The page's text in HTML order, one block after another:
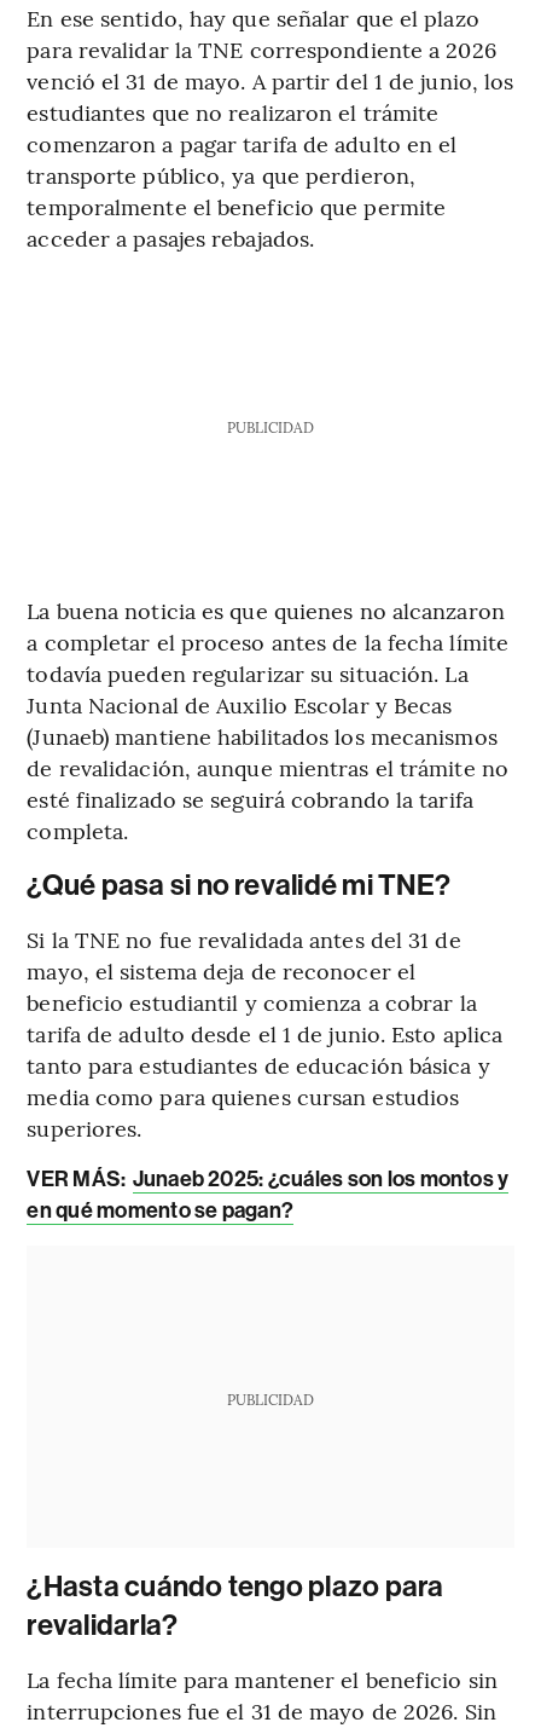
En ese sentido, hay que señalar que el plazo
para revalidar la TNE correspondiente a 2026
venció el 31 de mayo. A partir del 1 de junio, los
estudiantes que no realizaron el trámite
comenzaron a pagar tarifa de adulto en el
transporte público, ya que perdieron,
temporalmente el beneficio que permite
acceder a pasajes rebajados.
PUBLICIDAD
La buena noticia es que quienes no alcanzaron
a completar el proceso antes de la fecha límite
todavía pueden regularizar su situación. La
Junta Nacional de Auxilio Escolar y Becas
(Junaeb) mantiene habilitados los mecanismos
de revalidación, aunque mientras el trámite no
esté finalizado se seguirá cobrando la tarifa
completa.
¿Qué pasa si no revalidé mi TNE?
Si la TNE no fue revalidada antes del 31 de
mayo, el sistema deja de reconocer el
beneficio estudiantil y comienza a cobrar la
tarifa de adulto desde el 1 de junio. Esto aplica
tanto para estudiantes de educación básica y
media como para quienes cursan estudios
superiores.
VER MÁS: Junaeb 2025: ¿cuáles son los montos y
en qué momento se pagan?
PUBLICIDAD
¿Hasta cuándo tengo plazo para
revalidarla?
La fecha límite para mantener el beneficio sin
interrupciones fue el 31 de mayo de 2026. Sin